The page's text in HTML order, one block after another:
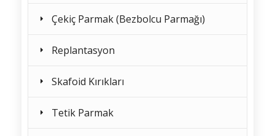
Çekiç Parmak (Bezbolcu Parmağı)
Replantasyon
Skafoid Kırıkları
Tetik Parmak